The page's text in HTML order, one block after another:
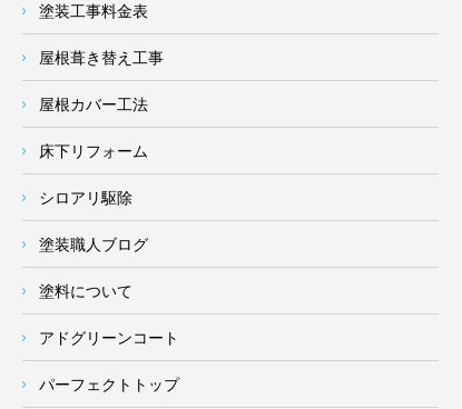
塗装工事料金表
屋根葺き替え工事
屋根カバー工法
床下リフォーム
シロアリ駆除
塗装職人ブログ
塗料について
アドグリーンコート
パーフェクトトップ